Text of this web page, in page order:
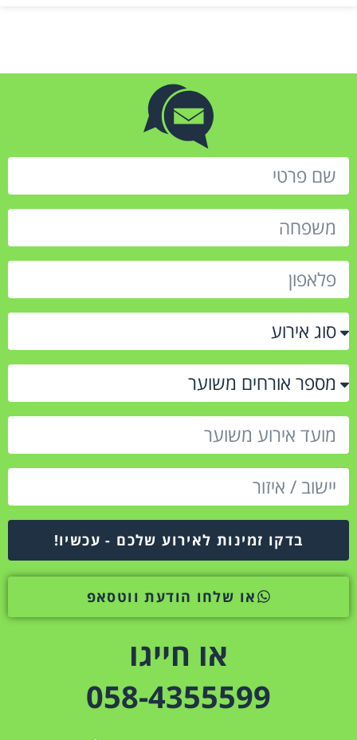
בדקו זמינות לאירוע שלכם - עכשיו!
או שלחו הודעת ווטסאפ
או חייגו
058-4355599